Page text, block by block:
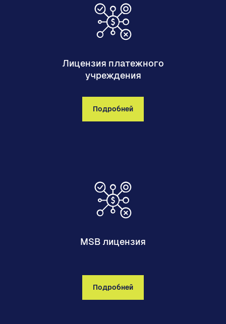
Лицензия платежного
учреждения
Подробней
MSB лицензия
Подробней